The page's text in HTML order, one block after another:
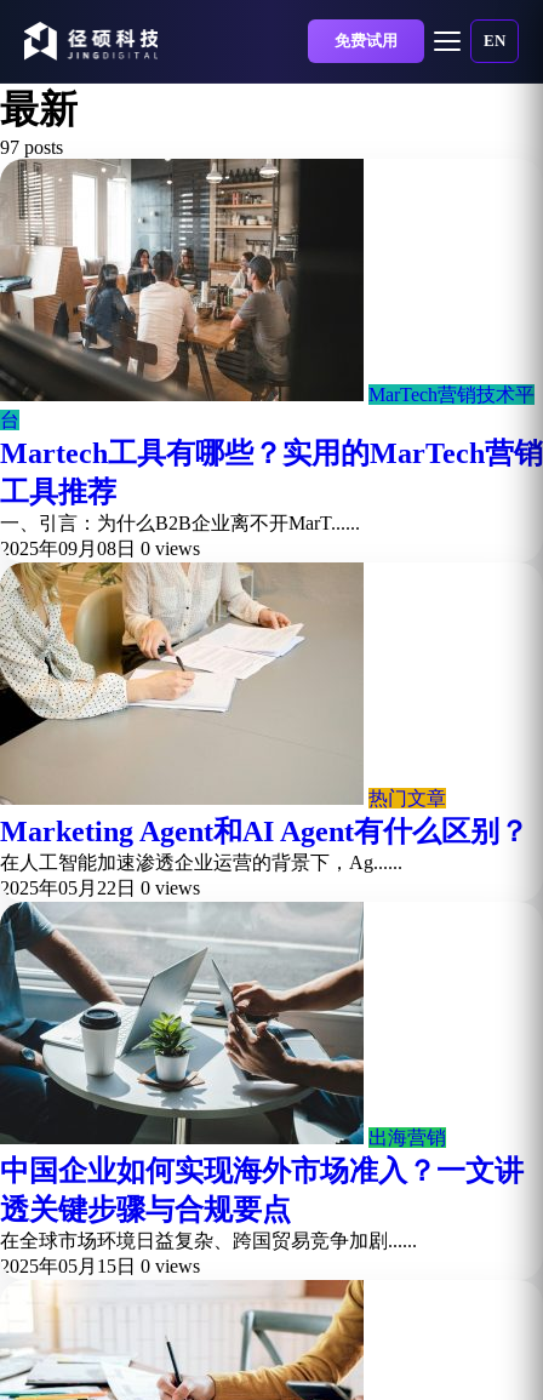
免费试用 EN
最新
97 posts
MarTech营销技术平
台
Martech工具有哪些？实用的MarTech营销
工具推荐
一、引言：为什么B2B企业离不开MarT......
2025年09月08日 0 views
热门文章
Marketing Agent和AI Agent有什么区别？
在人工智能加速渗透企业运营的背景下，Ag......
2025年05月22日 0 views
出海营销
中国企业如何实现海外市场准入？一文讲
透关键步骤与合规要点
在全球市场环境日益复杂、跨国贸易竞争加剧......
2025年05月15日 0 views